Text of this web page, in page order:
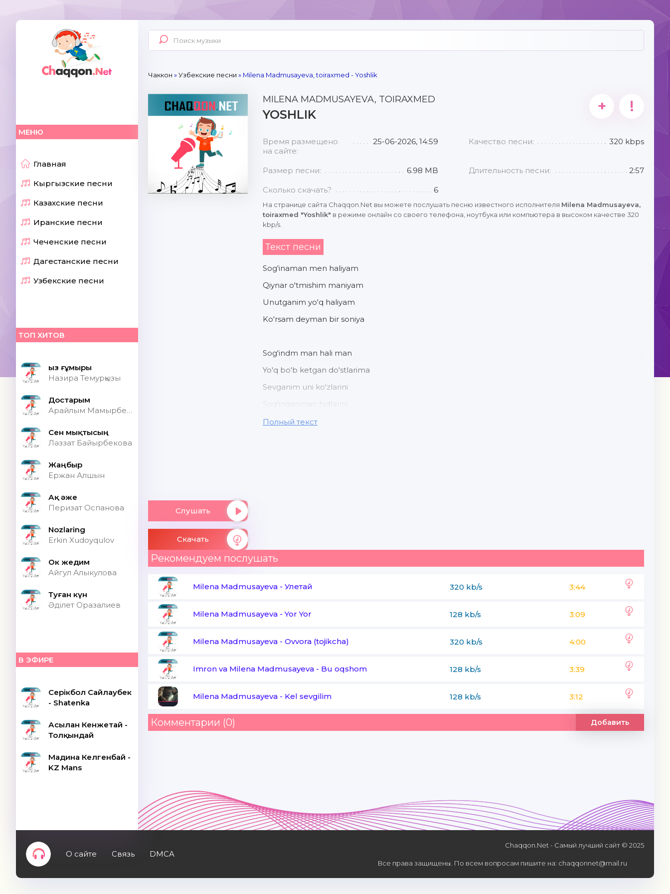
МЕНЮ
Главная
Кыргызские песни
Казахские песни
Иранские песни
Чеченские песни
Дагестанские песни
Узбекские песни
ТОП ХИТОВ
Қыз ғұмыры
Назира Темурқызы
Достарым
Арайлым Мамырбекқызы
Сен мықтысың
Ләззат Байырбекова
Жаңбыр
Ержан Алшын
Ақ әже
Перизат Оспанова
Nozlaring
Erkin Xudoyqulov
Ок жедим
Айгул Алыкулова
Туған күн
Әділет Оразалиев
В ЭФИРЕ
Серікбол Сайлаубек
- Shatenka
Асылан Кенжетай -
Толқындай
Мадина Келгенбай -
KZ Mans
Чаккон »Узбекские песни » Milena Madmusayeva, toiraxmed - Yoshlik
Слушать
Скачать
MILENA MADMUSAYEVA, TOIRAXMED
YOSHLIK + !
Время размещено
на сайте:
25-06-2026, 14:59 Качество песни: 320 kbps
Размер песни: 6.98 MB Длительность песни: 2:57
Сколько скачать? 6
На странице сайта Chaqqon.Net вы можете послушать песню известного исполнителя Milena Madmusayeva,
toiraxmed "Yoshlik" в режиме онлайн со своего телефона, ноутбука или компьютера в высоком качестве 320
kbp/s.
Текст песни
Sog'inaman men haliyam
Qiynar o'tmishim maniyam
Unutganim yo'q haliyam
Ko'rsam deyman bir soniya
Sog'indm man hali man
Yo'q bo'b ketgan do'stlarima
Sevganim uni ko'zlarini
Sog'inganman hidlarini
Bilmadim bu insonlar
Odamlar orasida
Ko'paytirgan do'st oylik
Zorim yo'q mendek zolim zolim
Ko'rma ahvolim va holimni
Tez kunda boraman
Полный текст
Рекомендуем послушать
Milena Madmusayeva - Улетай 320 kb/s 3:44
Milena Madmusayeva -Yor Yor 128 kb/s 3:09
Milena Madmusayeva - Ovvora (tojikcha) 320 kb/s 4:00
Imron va Milena Madmusayeva - Bu oqshom 128 kb/s 3:39
Milena Madmusayeva - Kel sevgilim 128 kb/s 3:12
Комментарии (0) Добавить
О сайте Связь DMCA
Chaqqon.Net - Самый лучший сайт © 2025
Все права защищены. По всем вопросам пишите на: chaqqonnet@mail.ru